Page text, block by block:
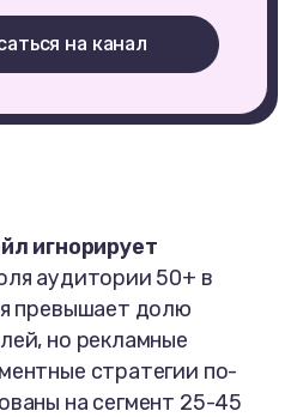
на канал
игнорирует
аудитории 50+ в
превышает долю
но рекламные
стратегии по-
на сегмент 25-45